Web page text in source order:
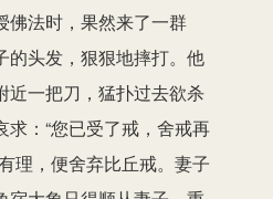
佛法时，果然来了一群
的头发，狠狠地摔打。他
近一把刀，猛扑过去欲杀
求：“您已受了戒，舍戒再
理，便舍弃比丘戒。妻子